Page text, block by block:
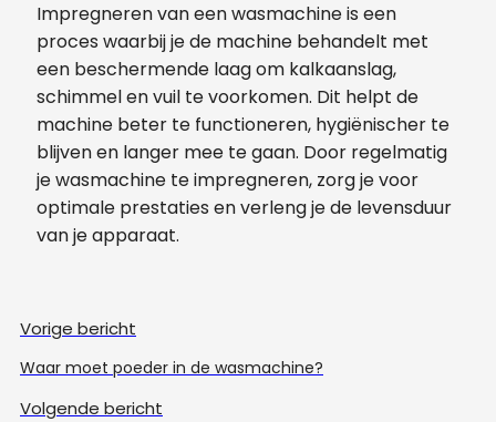
Impregneren van een wasmachine is een
proces waarbij je de machine behandelt met
een beschermende laag om kalkaanslag,
schimmel en vuil te voorkomen. Dit helpt de
machine beter te functioneren, hygiënischer te
blijven en langer mee te gaan. Door regelmatig
je wasmachine te impregneren, zorg je voor
optimale prestaties en verleng je de levensduur
van je apparaat.
Vorige bericht
Waar moet poeder in de wasmachine?
Volgende bericht